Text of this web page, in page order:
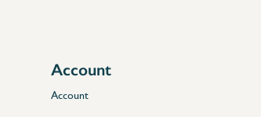
Account
Account